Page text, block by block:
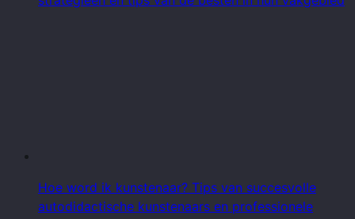
Hoe word ik kunstenaar? Tips van succesvolle
autodidactische kunstenaars en professionele